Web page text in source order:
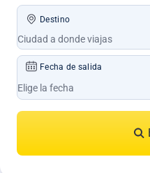
Destino
Fecha de salida